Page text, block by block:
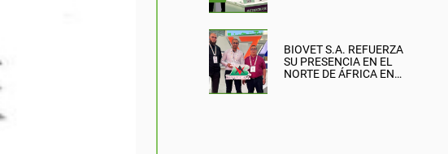
BIOVET S.A. REFUERZA
SU PRESENCIA EN EL
NORTE DE ÁFRICA EN